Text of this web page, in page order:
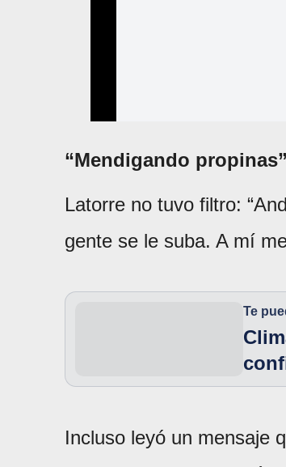
“Mendigando
Latorre no tuvo filtro:
gente se le suba. A mí
Te
Incluso leyó un mensaje